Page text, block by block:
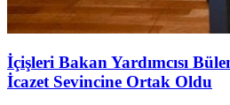
İçişleri Bakan Yardımcısı
İcazet Sevincine Ortak Oldu